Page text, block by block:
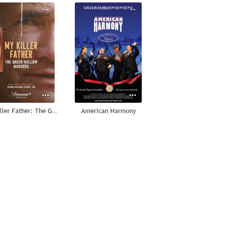
--
My Killer Father: The Green Hollow Murders
--
American Harmony